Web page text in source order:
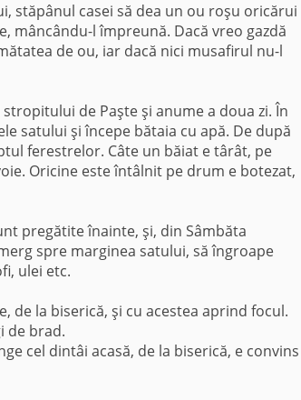
stăpânul casei să dea un ou roşu oricărui
mâncându-l împreună. Dacă vreo gazdă
de ou, iar dacă nici musafirul nu-l
de Paşte şi anume a doua zi. În
satului şi începe bătaia cu apă. De după
ferestrelor. Câte un băiat e târât, pe
Oricine este întâlnit pe drum e botezat,
pregătite înainte, şi, din Sâmbăta
spre marginea satului, să îngroape
ulei etc.
de la biserică, şi cu acestea aprind focul.
de brad.
cel dintâi acasă, de la biserică, e convins